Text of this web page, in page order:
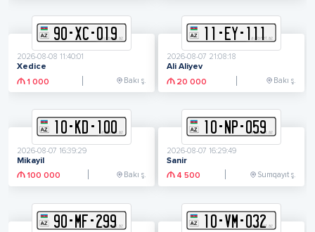
90-XC-019
2026-08-08 11:40:01
Xedice
1 000
Bakı ş.
11 - EY-111
2026-08-07 21:08:18
Ali Aliyev
20 000
Bakı ş.
10- KD-100
2026-08-07 16:39:29
Mikayil
100 000
Bakı ş.
10- N P-059
2026-08-07 16:29:49
Sanir
4 500
Sumqayıt ş.
90-MF-299 10-VM-032